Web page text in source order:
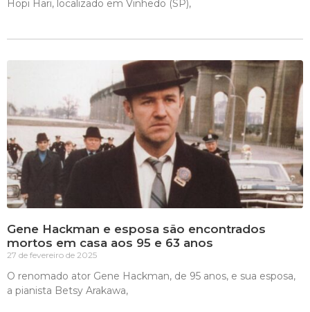
Hopi Hari, localizado em Vinhedo (SP),
Gene Hackman e esposa são encontrados
mortos em casa aos 95 e 63 anos
27 de fevereiro de 2025
O renomado ator Gene Hackman, de 95 anos, e sua esposa,
a pianista Betsy Arakawa,